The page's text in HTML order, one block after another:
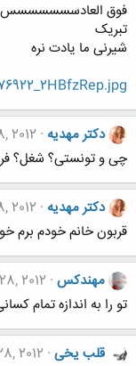
فوق العادسسسسسسس
تبریک
شیرنی ما یادت نره
دکتر مهدیه 2012
چی و تونستی؟ شغل؟
دکتر مهدیه 2012
قربون خانم خودم برم
مهندکس 2012
تو را به اندازه تمام
قلب یخی 2012